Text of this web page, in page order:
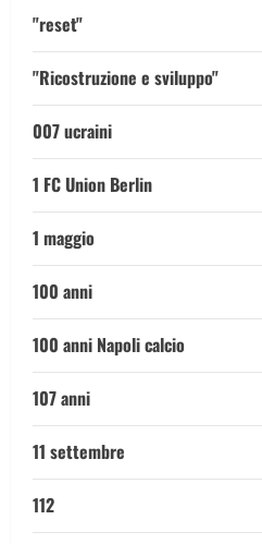
"reset"
"Ricostruzione e sviluppo"
007 ucraini
1 FC Union Berlin
1 maggio
100 anni
100 anni Napoli calcio
107 anni
11 settembre
112